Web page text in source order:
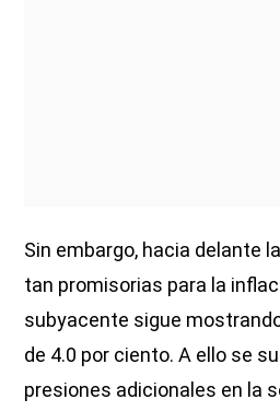
Sin embargo, hacia delante
tan promisorias para la
subyacente sigue
de 4.0 por ciento. A ello se
presiones adicionales en la